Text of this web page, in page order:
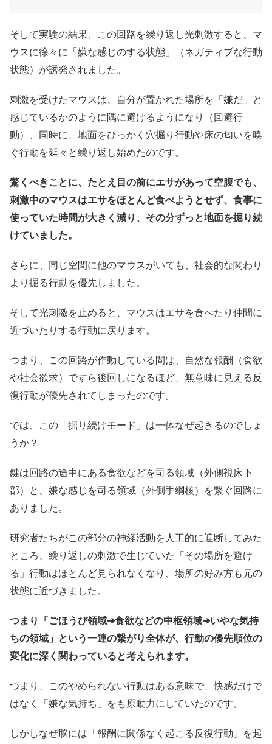
そして実験の結果、この回路を繰り返し光刺激すると、マ
ウスに徐々に「嫌な感じのする状態」（ネガティブな行動
状態）が誘発されました。
刺激を受けたマウスは、自分が置かれた場所を「嫌だ」と
感じているかのように隅に避けるようになり（回避行
動）、同時に、地面をひっかく穴掘り行動や床の匂いを嗅
ぐ行動を延々と繰り返し始めたのです。
驚くべきことに、たとえ目の前にエサがあって空腹でも、
刺激中のマウスはエサをほとんど食べようとせず、食事に
使っていた時間が大きく減り、その分ずっと地面を掘り続
けていました。
さらに、同じ空間に他のマウスがいても、社会的な関わり
より掘る行動を優先しました。
そして光刺激を止めると、マウスはエサを食べたり仲間に
近づいたりする行動に戻ります。
つまり、この回路が作動している間は、自然な報酬（食欲
や社会欲求）ですら後回しになるほど、無意味に見える反
復行動が優先されてしまったのです。
では、この「掘り続けモード」は一体なぜ起きるのでしょ
うか？
鍵は回路の途中にある食欲などを司る領域（外側視床下
部）と、嫌な感じを司る領域（外側手綱核）を繋ぐ回路に
ありました。
研究者たちがこの部分の神経活動を人工的に遮断してみた
ところ、繰り返しの刺激で生じていた「その場所を避け
る」行動はほとんど見られなくなり、場所の好み方も元の
状態に近づきました。
つまり「ごほうび領域➔食欲などの中枢領域➔いやな気持
ちの領域」という一連の繋がり全体が、行動の優先順位の
変化に深く関わっていると考えられます。
つまり、このやめられない行動はある意味で、快感だけで
はなく「嫌な気持ち」をも原動力にしていたのです。
しかしなぜ脳には「報酬に関係なく起こる反復行動」を起